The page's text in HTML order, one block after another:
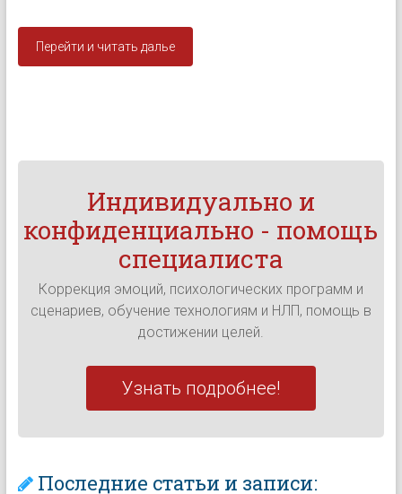
Перейти и читать далье
Индивидуально и
конфиденциально - помощь
специалиста
Коррекция эмоций, психологических программ и
сценариев, обучение технологиям и НЛП, помощь в
достижении целей.
Узнать подробнее!
Последние статьи и записи: